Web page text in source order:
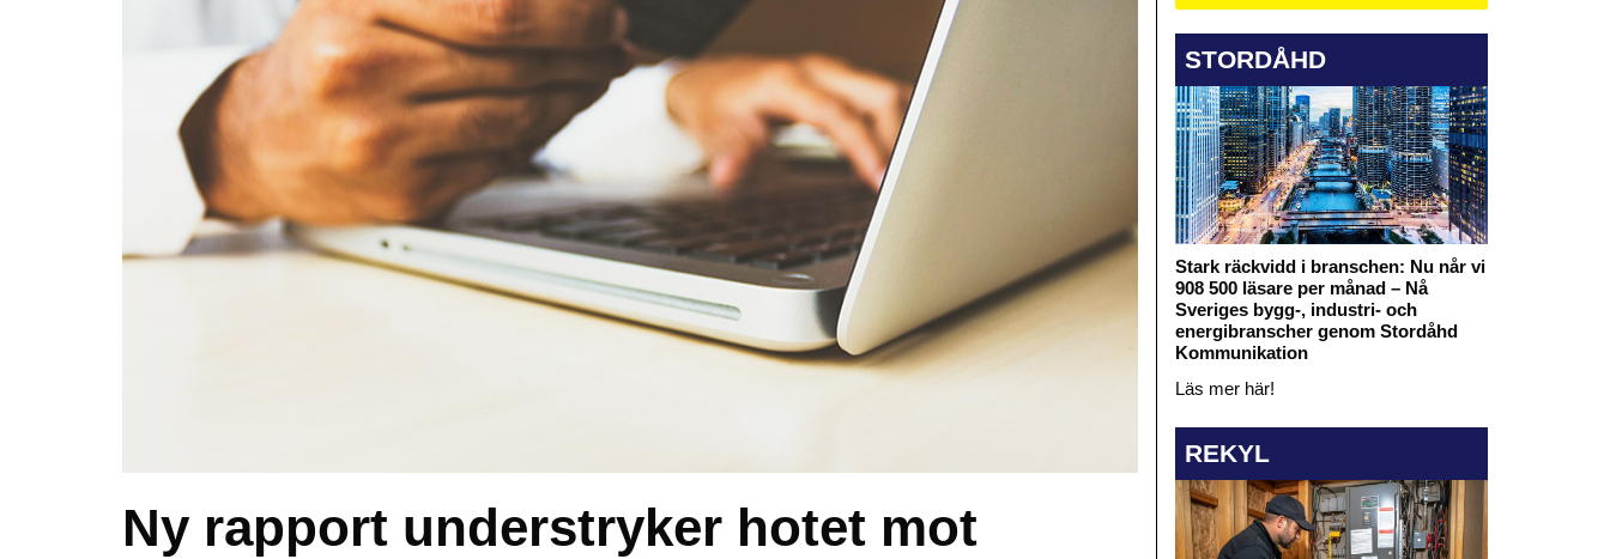
Ny rapport understryker hotet mot
STORDÅHD
Stark räckvidd i branschen: Nu når vi
908 500 läsare per månad – Nå
Sveriges bygg-, industri- och
energibranscher genom Stordåhd
Kommunikation
Läs mer här!
REKYL